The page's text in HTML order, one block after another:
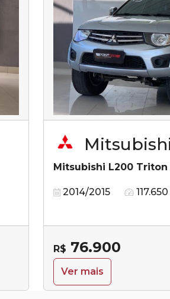
Mitsubishi L200 Triton
2014/2015
R$ 76.900
Ver mais